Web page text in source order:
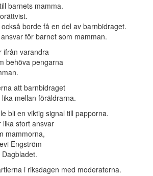
barnets mamma.
borde få en del av barnbidraget.
för barnet som mamman.
ifrån varandra
behöva pengarna
att barnbidraget
mellan föräldrarna.
bli en viktig signal till papporna.
lika stort ansvar
mammorna,
Engström
i riksdagen med moderaterna.